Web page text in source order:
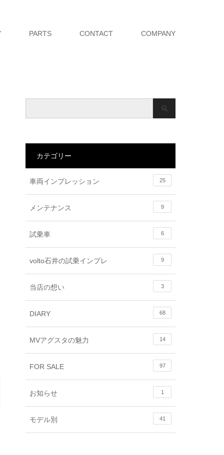
PARTS CONTACT COMPANY
カテゴリー
車両インプレッション 25
メンテナンス 9
試乗車 6
volto石井の試乗インプレ 9
当店の想い 3
DIARY 68
MVアグスタの魅力 14
FOR SALE 97
お知らせ 1
モデル別 41